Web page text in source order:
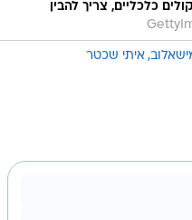
כלכליים, צריך להבין
איתי שכטר